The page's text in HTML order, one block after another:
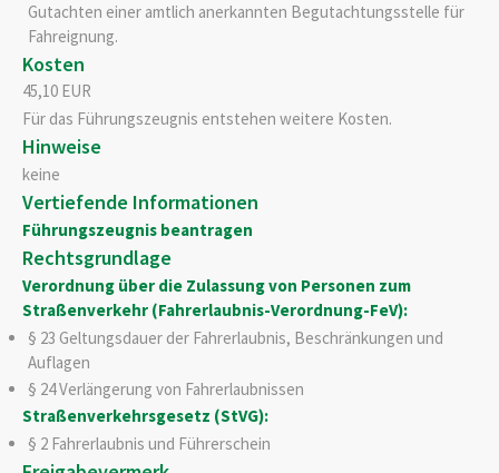
Gutachten einer amtlich anerkannten Begutachtungsstelle für
Fahreignung.
Kosten
45,10 EUR
Für das Führungszeugnis entstehen weitere Kosten.
Hinweise
keine
Vertiefende Informationen
Führungszeugnis beantragen
Rechtsgrundlage
Verordnung über die Zulassung von Personen zum
Straßenverkehr (Fahrerlaubnis-Verordnung-FeV):
§ 23 Geltungsdauer der Fahrerlaubnis, Beschränkungen und
Auflagen
§ 24 Verlängerung von Fahrerlaubnissen
Straßenverkehrsgesetz (StVG):
§ 2 Fahrerlaubnis und Führerschein